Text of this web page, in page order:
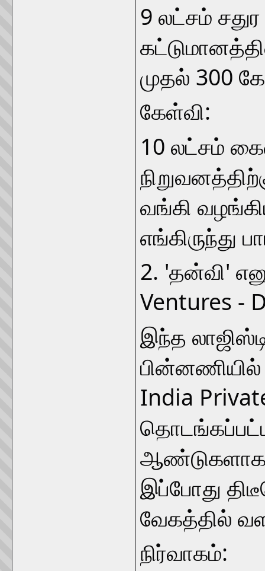
9 லட்சம்
முதல் 300
கேள்வி:
10 லட்சம்
வங்கி
எங்கிருந்து
2. 'தன்வி'
Ventures -
இந்த
பின்னணியில்
India
ஆண்டுகளாக
இப்போது
வேகத்தில்
நிர்வாகம்: